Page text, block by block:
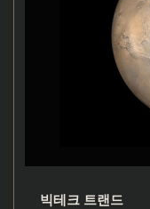
빅테크 트랜드